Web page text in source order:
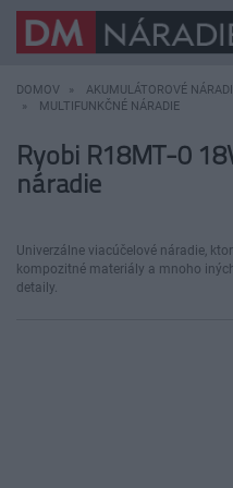
DOMOV AKUMULÁTOROVÉ
MULTIFUNKČNÉ NÁRADIE
Ryobi R18MT-0
náradie
Univerzálne viacúčelové náradie,
kompozitné materiály a mnoho
detaily.